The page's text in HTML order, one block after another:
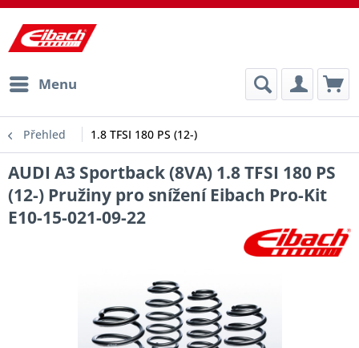
Menu
Přehled 1.8 TFSI 180 PS (12-)
AUDI A3 Sportback (8VA) 1.8 TFSI 180 PS
(12-) Pružiny pro snížení Eibach Pro-Kit
E10-15-021-09-22